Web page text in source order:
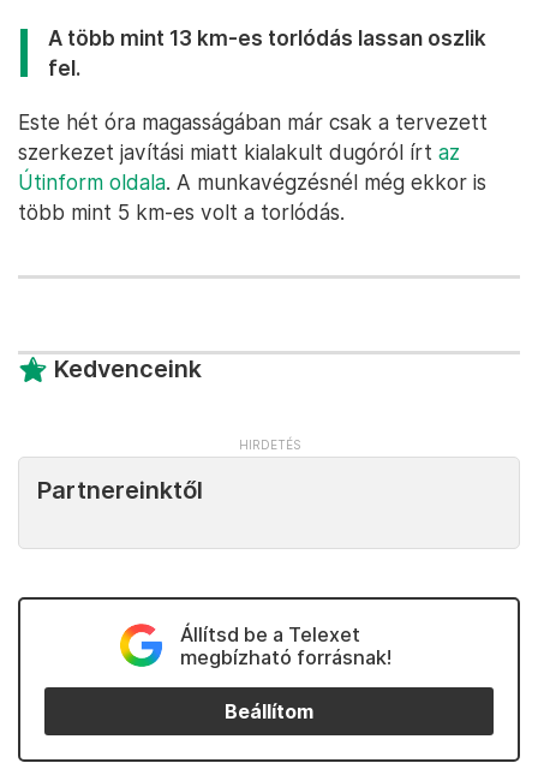
A több mint 13 km-es torlódás lassan oszlik
fel.
Este hét óra magasságában már csak a tervezett
szerkezet javítási miatt kialakult dugóról írt az
Útinform oldala. A munkavégzésnél még ekkor is
több mint 5 km-es volt a torlódás.
Kedvenceink
Partnereinktől
Állítsd be a Telexet
megbízható forrásnak!
Beállítom